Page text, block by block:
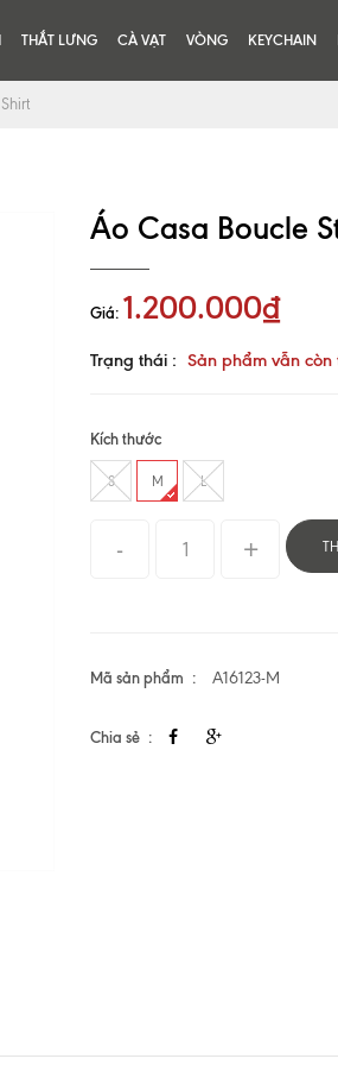
THẮT LƯNG CÀ VẠT VÒNG KEYCHAIN
Áo Casa Boucle
Giá: 1.200.000₫
Trạng thái : Sản phẩm vẫn
Kích thước
S M L
Mã sản phẩm A16123-M
Chia sẻ